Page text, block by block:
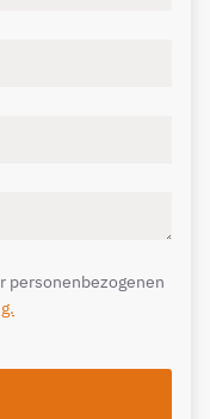
personenbezogenen